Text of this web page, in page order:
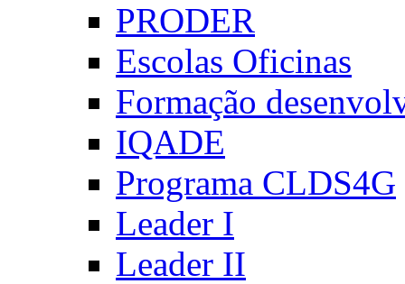
PRODER
Escolas Oficinas
Formação
IQADE
Programa CLDS4G
Leader I
Leader II